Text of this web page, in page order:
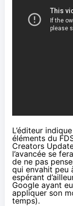
L’éditeur
éléments du
Creators
l’avancée se
de ne pas
qui envahit peu
espérant
Google ayant
appliquer son
temps).